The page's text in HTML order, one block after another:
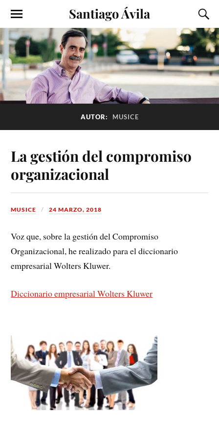
Santiago Ávila
AUTOR: MUSICE
La gestión del compromiso
organizacional
MUSICE 24 MARZO, 2018
Voz que, sobre la gestión del Compromiso
Organizacional, he realizado para el diccionario
empresarial Wolters Kluwer.
Diccionario empresarial Wolters Kluwer